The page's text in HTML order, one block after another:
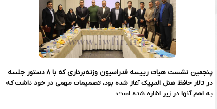
پنجمین نشست هیات رییسه فدراسیون وزنه‌برداری که با ۸ دستور جلسه
در تالار حافظ هتل المپیک آغاز شده بود، تصمیمات مهمی در خود داشت که
به اهم آنها در زیر اشاره شده است: